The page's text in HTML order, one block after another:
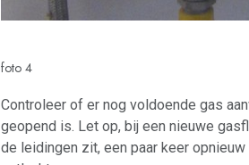
foto 4
Controleer of er nog voldoende gas
geopend is. Let op, bij een nieuwe
de leidingen zit, een paar keer